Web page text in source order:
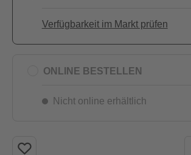
Verfügbarkeit im Markt prüfen
ONLINE BESTELLEN
Nicht online erhältlich